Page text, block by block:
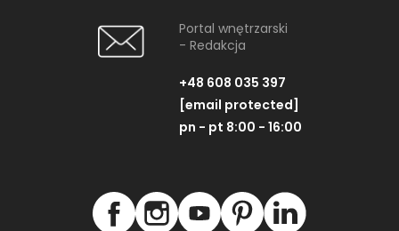
Portal wnętrzarski
- Redakcja
+48 608 035 397
[email protected]
pn - pt 8:00 - 16:00